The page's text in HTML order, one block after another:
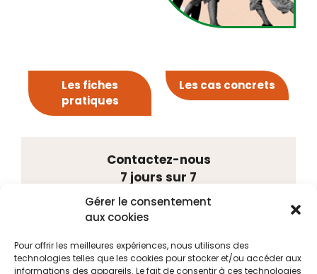
Gérer le consentement
aux cookies
Pour offrir les meilleures expériences, nous utilisons des
technologies telles que les cookies pour stocker et/ou accéder aux
informations des appareils. Le fait de consentir à ces technologies
Les fiches
pratiques
Les cas concrets
Contactez-nous
7 jours sur 7
Tél. 02 41 88 75 55
Port. 06 48 20 15 41
49100 ANGERS